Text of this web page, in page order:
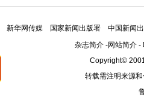
新华网传媒 国家新闻出版署
中国新闻
杂志简介-网站简介-
Copyright©
转载需注明来源